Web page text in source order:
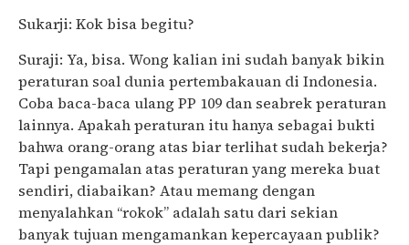
Sukarji: Kok bisa begitu?
Suraji: Ya, bisa. Wong kalian ini sudah banyak bikin
peraturan soal dunia pertembakauan di Indonesia.
Coba baca-baca ulang PP 109 dan seabrek peraturan
lainnya. Apakah peraturan itu hanya sebagai bukti
bahwa orang-orang atas biar terlihat sudah bekerja?
Tapi pengamalan atas peraturan yang mereka buat
sendiri, diabaikan? Atau memang dengan
menyalahkan “rokok” adalah satu dari sekian
banyak tujuan mengamankan kepercayaan publik?